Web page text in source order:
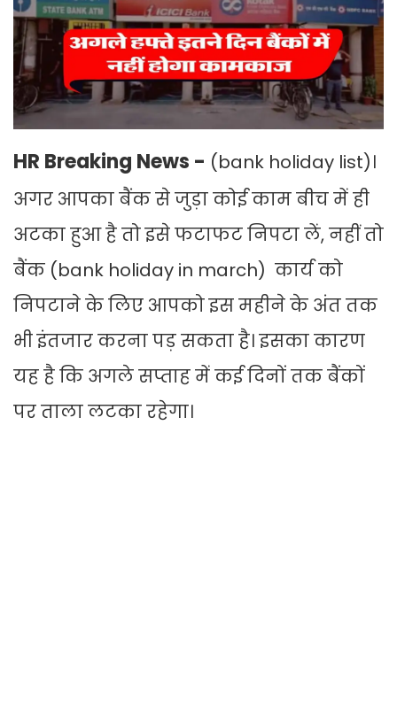
HR Breaking News - (bank holiday list)।
अगर आपका बैंक से जुड़ा कोई काम बीच में ही
अटका हुआ है तो इसे फटाफट निपटा लें, नहीं तो
बैंक (bank holiday in march) कार्य को
निपटाने के लिए आपको इस महीने के अंत तक
भी इंतजार करना पड़ सकता है। इसका कारण
यह है कि अगले सप्ताह में कई दिनों तक बैंकों
पर ताला लटका रहेगा।